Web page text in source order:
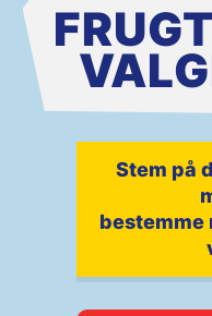
Stem på
bestemme